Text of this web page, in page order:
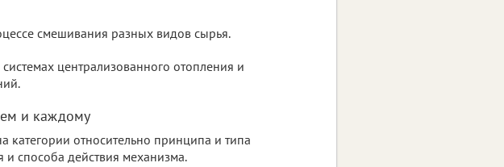
смешивания разных видов сырья.
централизованного отопления и
и каждому
категории относительно принципа и типа
способа действия механизма.